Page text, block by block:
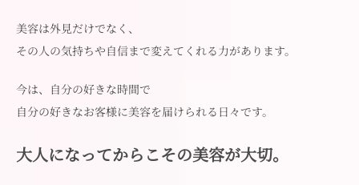
美容は外見だけでなく、
その人の気持ちや自信まで変えてくれる力があります。
今は、自分の好きな時間で
自分の好きなお客様に美容を届けられる日々です。
大人になってからこその美容が大切。